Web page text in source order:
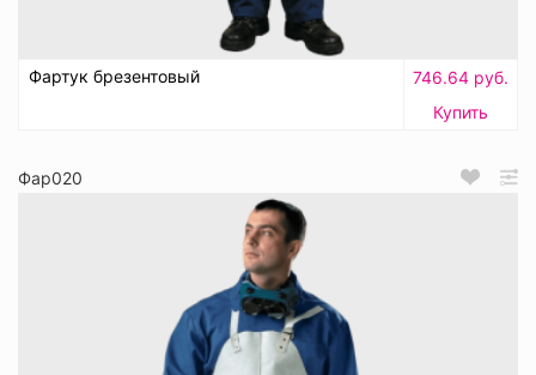
Фартук брезентовый
746.64 руб.
Купить
Фар020